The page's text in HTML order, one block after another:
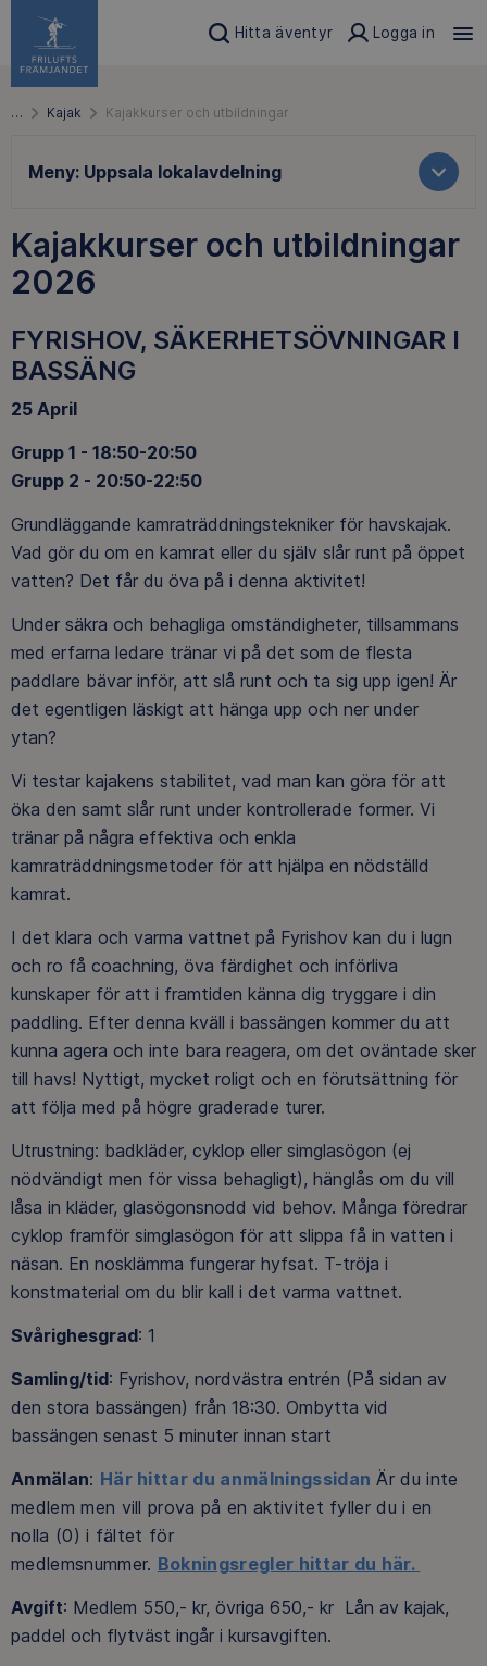
Hitta äventyr Logga in
… Kajak Kajakkurser och utbildningar
Meny: Uppsala lokalavdelning
Kajakkurser och utbildningar
2026
FYRISHOV, SÄKERHETSÖVNINGAR I
BASSÄNG
25 April
Grupp 1 - 18:50-20:50
Grupp 2 - 20:50-22:50
Grundläggande kamraträddningstekniker för havskajak.
Vad gör du om en kamrat eller du själv slår runt på öppet
vatten? Det får du öva på i denna aktivitet!
Under säkra och behagliga omständigheter, tillsammans
med erfarna ledare tränar vi på det som de flesta
paddlare bävar inför, att slå runt och ta sig upp igen! Är
det egentligen läskigt att hänga upp och ner under
ytan?
Vi testar kajakens stabilitet, vad man kan göra för att
öka den samt slår runt under kontrollerade former. Vi
tränar på några effektiva och enkla
kamraträddningsmetoder för att hjälpa en nödställd
kamrat.
I det klara och varma vattnet på Fyrishov kan du i lugn
och ro få coachning, öva färdighet och införliva
kunskaper för att i framtiden känna dig tryggare i din
paddling. Efter denna kväll i bassängen kommer du att
kunna agera och inte bara reagera, om det oväntade sker
till havs! Nyttigt, mycket roligt och en förutsättning för
att följa med på högre graderade turer.
Utrustning: badkläder, cyklop eller simglasögon (ej
nödvändigt men för vissa behagligt), hänglås om du vill
låsa in kläder, glasögonsnodd vid behov. Många föredrar
cyklop framför simglasögon för att slippa få in vatten i
näsan. En nosklämma fungerar hyfsat. T-tröja i
konstmaterial om du blir kall i det varma vattnet.
Svårighesgrad: 1
Samling/tid: Fyrishov, nordvästra entrén (På sidan av
den stora bassängen) från 18:30. Ombytta vid
bassängen senast 5 minuter innan start
Anmälan: Här hittar du anmälningssidan Är du inte
medlem men vill prova på en aktivitet fyller du i en
nolla (0) i fältet för
medlemsnummer. Bokningsregler hittar du här.
Avgift: Medlem 550,- kr, övriga 650,- kr Lån av kajak,
paddel och flytväst ingår i kursavgiften.